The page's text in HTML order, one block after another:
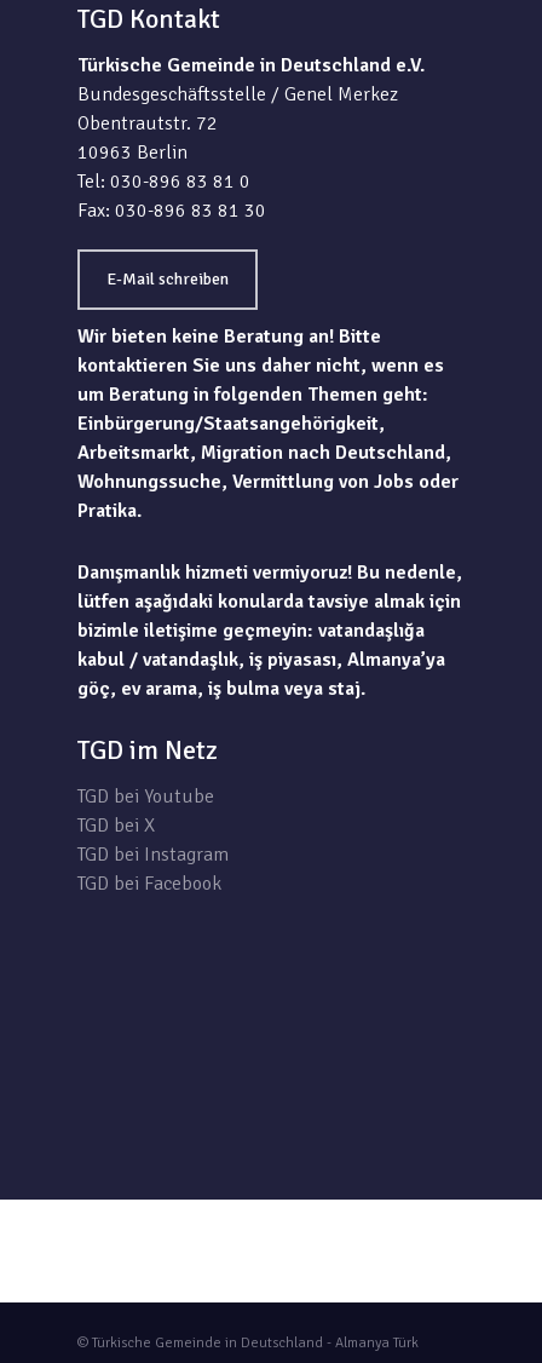
TGD Kontakt
Türkische Gemeinde in Deutschland e.V.
Bundesgeschäftsstelle / Genel Merkez
Obentrautstr. 72
10963 Berlin
Tel: 030-896 83 81 0
Fax: 030-896 83 81 30
E-Mail schreiben
Wir bieten keine Beratung an! Bitte
kontaktieren Sie uns daher nicht, wenn es
um Beratung in folgenden Themen geht:
Einbürgerung/Staatsangehörigkeit,
Arbeitsmarkt, Migration nach Deutschland,
Wohnungssuche, Vermittlung von Jobs oder
Pratika.
Danışmanlık hizmeti vermiyoruz! Bu nedenle,
lütfen aşağıdaki konularda tavsiye almak için
bizimle iletişime geçmeyin: vatandaşlığa
kabul / vatandaşlık, iş piyasası, Almanya’ya
göç, ev arama, iş bulma veya staj.
TGD im Netz
TGD bei Youtube
TGD bei X
TGD bei Instagram
TGD bei Facebook
© Türkische Gemeinde in Deutschland - Almanya Türk